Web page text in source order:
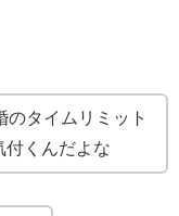
のタイムリミット
付くんだよな